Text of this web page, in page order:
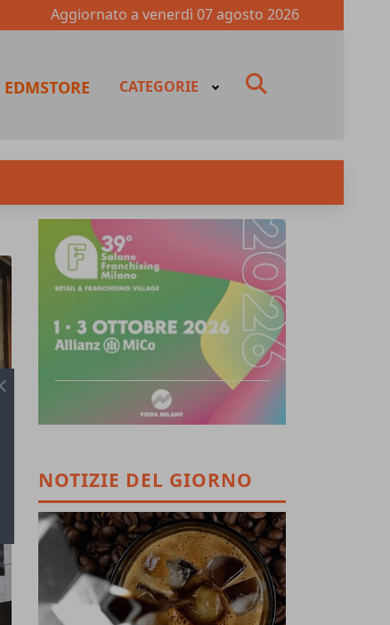
Aggiornato a venerdì 07 agosto 2026
EDMSTORE CATEGORIE
NOTIZIE DEL GIORNO